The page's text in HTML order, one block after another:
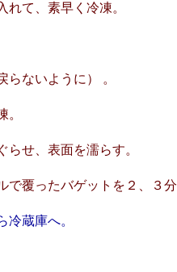
れて、素早く冷凍。
ないように） 。
。
らせ、表面を濡らす。
で覆ったバゲットを２、３
冷蔵庫へ。